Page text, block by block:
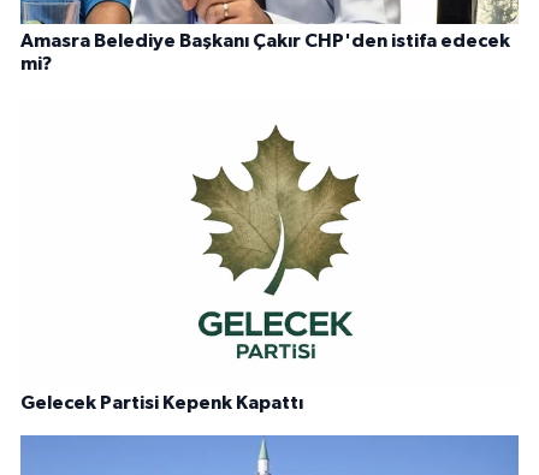
Amasra Belediye Başkanı Çakır CHP'den istifa edecek
mi?
Gelecek Partisi Kepenk Kapattı